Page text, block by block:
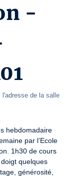
-
hebdomadaire
par l’Ecole
1h30 de cours
quelques
générosité,